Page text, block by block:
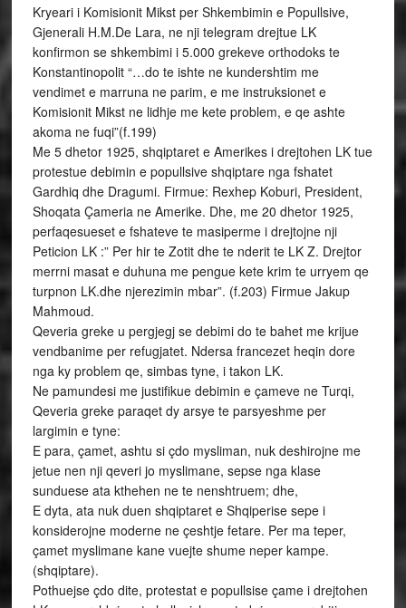
Kryeari i Komisionit Mikst per Shkembimin e Popullsive,
Gjenerali H.M.De Lara, ne nji telegram drejtue LK
konfirmon se shkembimi i 5.000 grekeve orthodoks te
Konstantinopolit “…do te ishte ne kundershtim me
vendimet e marruna ne parim, e me instruksionet e
Komisionit Mikst ne lidhje me kete problem, e qe ashte
akoma ne fuqi”(f.199)
Me 5 dhetor 1925, shqiptaret e Amerikes i drejtohen LK tue
protestue debimin e popullsive shqiptare nga fshatet
Gardhiq dhe Dragumi. Firmue: Rexhep Koburi, President,
Shoqata Çameria ne Amerike. Dhe, me 20 dhetor 1925,
perfaqesueset e fshateve te masiperme i drejtojne nji
Peticion LK :” Per hir te Zotit dhe te nderit te LK Z. Drejtor
merrni masat e duhuna me pengue kete krim te urryem qe
turpnon LK.dhe njerezimin mbar”. (f.203) Firmue Jakup
Mahmoud.
Qeveria greke u pergjegj se debimi do te bahet me krijue
vendbanime per refugjatet. Ndersa francezet heqin dore
nga ky problem qe, simbas tyne, i takon LK.
Ne pamundesi me justifikue debimin e çameve ne Turqi,
Qeveria greke paraqet dy arsye te parsyeshme per
largimin e tyne:
E para, çamet, ashtu si çdo mysliman, nuk deshirojne me
jetue nen nji qeveri jo myslimane, sepse nga klase
sunduese ata kthehen ne te nenshtruem; dhe,
E dyta, ata nuk duen shqiptaret e Shqiperise sepe i
konsiderojne moderne ne çeshtje fetare. Per ma teper,
çamet myslimane kane vuejte shume neper kampe.
(shqiptare).
Pothuejse çdo dite, protestat e popullsise çame i drejtohen